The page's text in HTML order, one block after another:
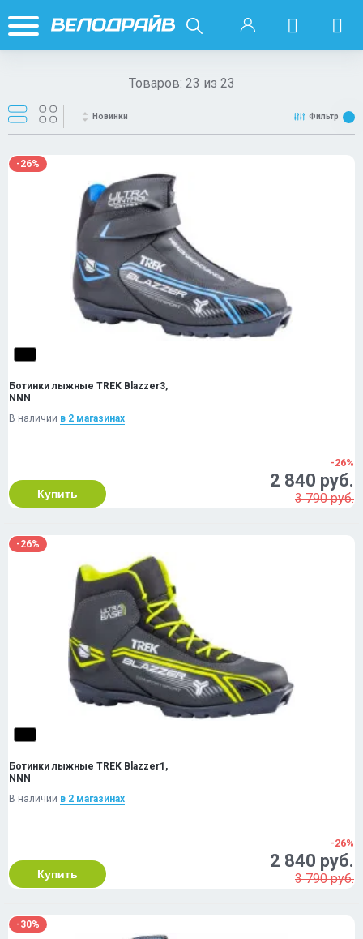
Товаров: 23 из 23
Новинки Фильтр
-26%
Ботинки лыжные TREK Blazzer3,
NNN
В наличии в 2 магазинах
Купить
-26%
2 840 руб.
3 790 руб.
-26%
Ботинки лыжные TREK Blazzer1,
NNN
В наличии в 2 магазинах
Купить
-26%
2 840 руб.
3 790 руб.
-30%